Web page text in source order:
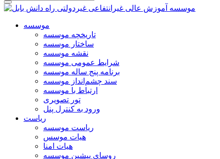
موسسه
تاریخچه موسسه
ساختار موسسه
نقشه موسسه
شرایط عمومی موسسه
برنامه پنج ساله موسسه
سند چشم‌انداز موسسه
ارتباط با موسسه
تور تصویری
ورود به کنترل پنل
ریاست
ریاست موسسه
هیات موسس
هیات امنا
روسای پیشین موسسه